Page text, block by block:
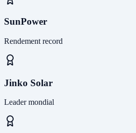
SunPower
Rendement record
Jinko Solar
Leader mondial